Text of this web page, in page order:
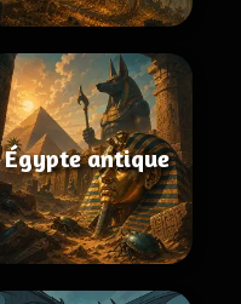
Égypte antique